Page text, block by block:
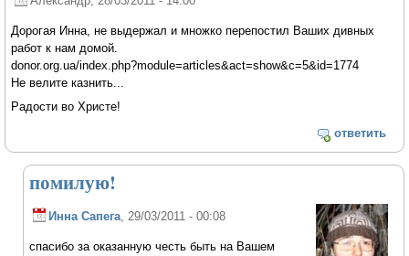
Дорогая Инна, не выдержал и множко перепостил Ваших дивных
работ к нам домой.
donor.org.ua/index.php?module=articles&act=show&c=5&id=1774
Не велите казнить...
Радости во Христе!
ответить
помилую!
Инна Сапега, 29/03/2011 - 00:08
спасибо за оказанную честь быть на Вашем